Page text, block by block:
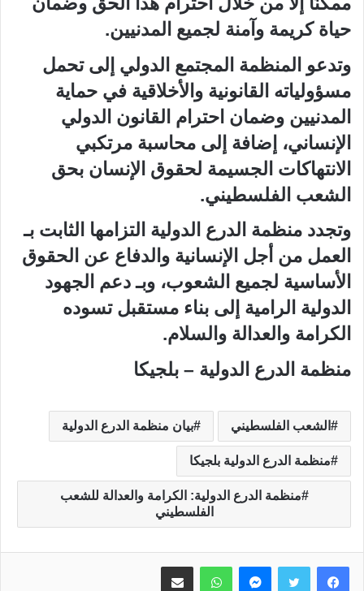
حياة كريمة وآمنة لجميع المدنيين.
وتدعو المنظمة المجتمع الدولي إلى تحمل
مسؤولياته القانونية والأخلاقية في حماية
المدنيين وضمان احترام القانون الدولي
الإنساني، إضافة إلى محاسبة مرتكبي
الانتهاكات الجسيمة لحقوق الإنسان بحق
الشعب الفلسطيني.
وتجدد منظمة الدرع الدولية التزامها الثابت بـ
العمل من أجل الإنسانية والدفاع عن الحقوق
الأساسية لجميع الشعوب، وبـ دعم الجهود
الدولية الرامية إلى بناء مستقبل تسوده
الكرامة والعدالة والسلام.
منظمة الدرع الدولية – بلجيكا
الشعب الفلسطيني بيان منظمة الدرع الدولية
منظمة الدرع الدولية بلجيكا
منظمة الدرع الدولية: الكرامة والعدالة للشعب
الفلسطيني
ماسنجر واتساب مشاركة عبر البريد